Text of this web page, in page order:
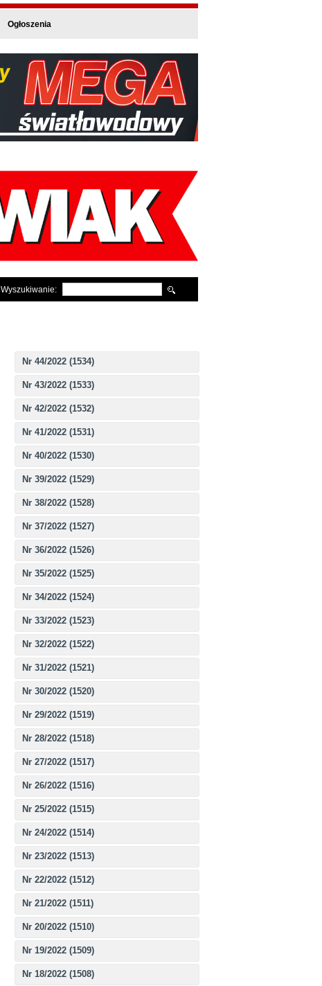
Ogłoszenia
Wyszukiwanie:
Nr 44/2022 (1534)
Nr 43/2022 (1533)
Nr 42/2022 (1532)
Nr 41/2022 (1531)
Nr 40/2022 (1530)
Nr 39/2022 (1529)
Nr 38/2022 (1528)
Nr 37/2022 (1527)
Nr 36/2022 (1526)
Nr 35/2022 (1525)
Nr 34/2022 (1524)
Nr 33/2022 (1523)
Nr 32/2022 (1522)
Nr 31/2022 (1521)
Nr 30/2022 (1520)
Nr 29/2022 (1519)
Nr 28/2022 (1518)
Nr 27/2022 (1517)
Nr 26/2022 (1516)
Nr 25/2022 (1515)
Nr 24/2022 (1514)
Nr 23/2022 (1513)
Nr 22/2022 (1512)
Nr 21/2022 (1511)
Nr 20/2022 (1510)
Nr 19/2022 (1509)
Nr 18/2022 (1508)